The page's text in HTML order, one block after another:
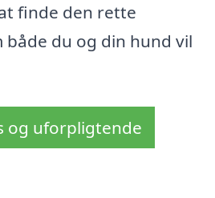
finde den rette
både du og din hund vil
og uforpligtende